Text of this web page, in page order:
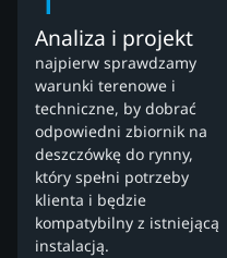
Analiza i projekt
najpierw sprawdzamy
warunki terenowe i
techniczne, by dobrać
odpowiedni zbiornik na
deszczówkę do rynny,
który spełni potrzeby
klienta i będzie
kompatybilny z istniejącą
instalacją.